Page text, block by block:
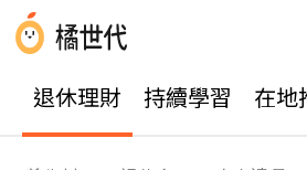
退休理財 持續學習 在地